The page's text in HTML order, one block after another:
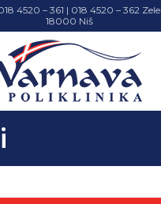
4520 – 361 | 018 4520 – 362
18000 Niš